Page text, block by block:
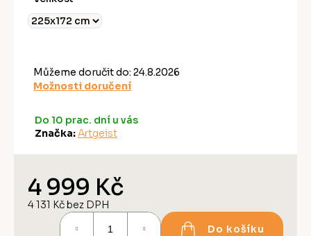
Můžeme doručit do: 24.8.2026
Možnosti doručení
Do 10 prac. dní u vás
Značka: Artgeist
4 999 Kč
4 131 Kč bez DPH
Do košíku